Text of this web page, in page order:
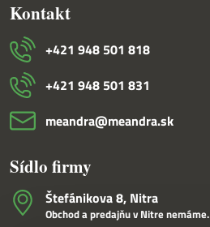
Kontakt
+421 948 501 818
+421 948 501 831
meandra​@meandra​.sk
Sídlo firmy
Štefánikova 8, Nitra
Obchod a predajňu v Nitre nemáme.